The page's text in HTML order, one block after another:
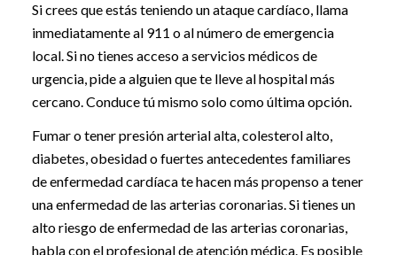
Si crees que estás teniendo un ataque cardíaco, llama
inmediatamente al 911 o al número de emergencia
local. Si no tienes acceso a servicios médicos de
urgencia, pide a alguien que te lleve al hospital más
cercano. Conduce tú mismo solo como última opción.
Fumar o tener presión arterial alta, colesterol alto,
diabetes, obesidad o fuertes antecedentes familiares
de enfermedad cardíaca te hacen más propenso a tener
una enfermedad de las arterias coronarias. Si tienes un
alto riesgo de enfermedad de las arterias coronarias,
habla con el profesional de atención médica. Es posible